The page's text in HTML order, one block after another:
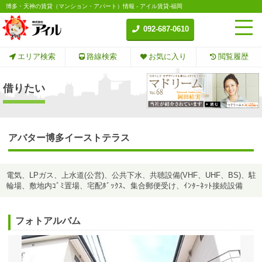
博多・天神の賃貸（マンション・アパート）情報 - アイル賃貸-福岡
092-687-0610
エリア検索 路線検索 お気に入り 閲覧履歴
借りたい
アバター博多イーストテラス
電気、LPガス、上水道(公営)、公共下水、共聴設備(VHF、UHF、BS)、駐
輪場、敷地内ｺﾞﾐ置場、宅配ﾎﾞｯｸｽ、集合郵便受け、ｲﾝﾀｰﾈｯﾄ接続設備
フォトアルバム